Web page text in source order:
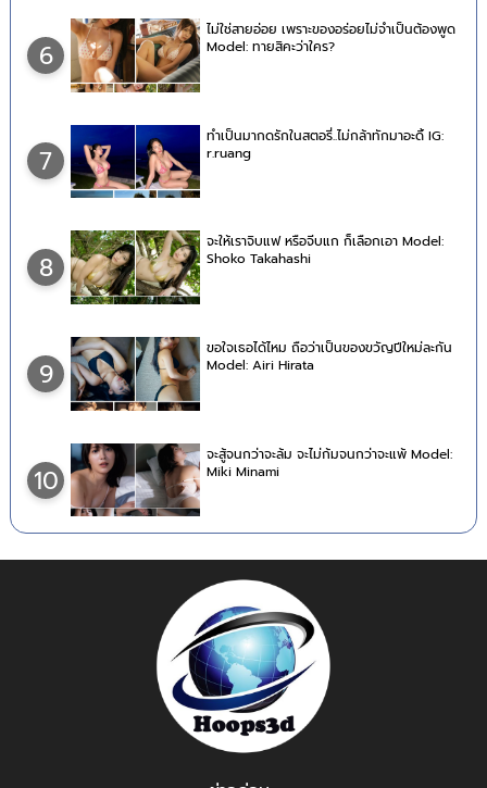
6
ไม่ใช่สายอ่อย เพราะของอร่อยไม่จำเป็นต้องพูด
Model: ทายสิคะว่าใคร?
7
ทำเป็นมากดรักในสตอรี่..ไม่กล้าทักมาอะดิ้ IG:
r.ruang
8
จะให้เราจิบแฟ หรือจีบแก ก็เลือกเอา Model:
Shoko Takahashi
9
ขอใจเธอได้ไหม ถือว่าเป็นของขวัญปีใหม่ละกัน
Model: Airi Hirata
10
จะสู้จนกว่าจะล้ม จะไม่ก้มจนกว่าจะแพ้ Model:
Miki Minami